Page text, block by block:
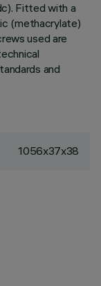
Fitted with a
(methacrylate)
used are
and
1056x37x38